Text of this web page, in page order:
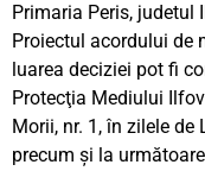
Primaria Peris, judetul
Proiectul acordului de
luarea deciziei pot fi
Protecţia Mediului
Morii, nr. 1, în zilele
precum și la